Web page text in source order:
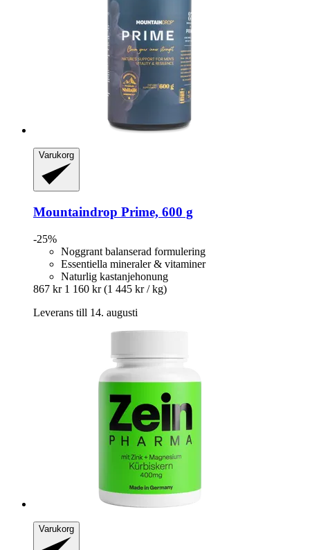
Varukorg
Mountaindrop Prime, 600 g
-25%
Noggrant balanserad formulering
Essentiella mineraler & vitaminer
Naturlig kastanjehonung
867 kr 1 160 kr (1 445 kr / kg)
Leverans till 14. augusti
Varukorg